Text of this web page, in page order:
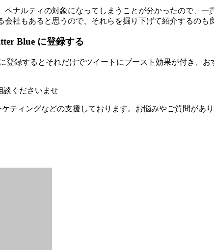
ナルティの対象になってしまうことが分かったので、
社もあると思うので、それらを掘り下げて紹介するのも
Blue に登録する
登録するとそれだけでツイートにブースト効果が付き、
談くださいませ
ティングなどの支援しております。お悩みやご質問があ